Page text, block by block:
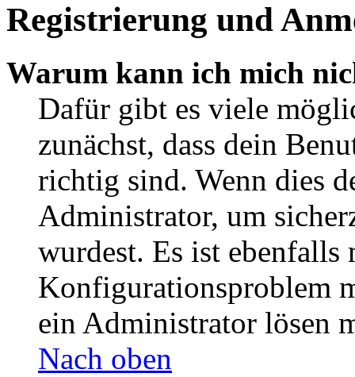
Registrierung und
Warum kann ich mich
Dafür gibt es viele
zunächst, dass dein
richtig sind. Wenn dies
Administrator, um
wurdest. Es ist ebenfalls
Konfigurationsproblem
ein Administrator lösen
Nach oben